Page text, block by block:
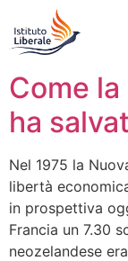
Come
ha
Nel 1975 la
libertà
in prospettiva
Francia un 7.30
neozelandese